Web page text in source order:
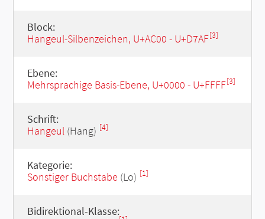
Block:
Hangeul-Silbenzeichen, U+AC00 - U+D7AF[3]
Ebene:
Mehrsprachige Basis-Ebene, U+0000 - U+FFFF[3]
Schrift:
Hangeul(Hang) [4]
Kategorie:
Sonstiger Buchstabe (Lo) [1]
Bidirektional-Klasse: